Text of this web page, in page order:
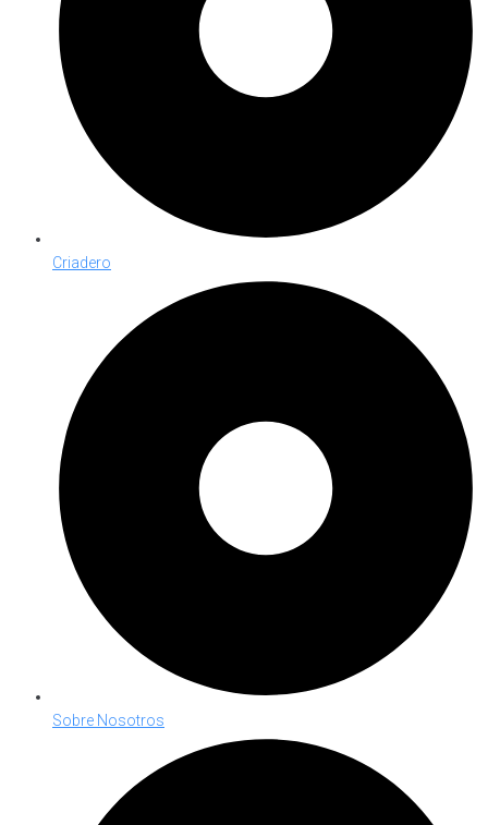
Criadero
Sobre Nosotros